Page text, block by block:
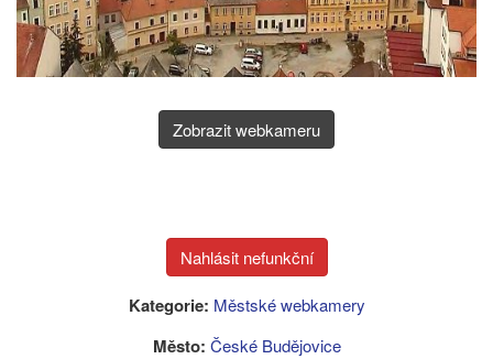
Zobrazit webkameru
Kategorie: Městské webkamery
Město: České Budějovice